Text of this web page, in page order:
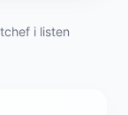
i listen